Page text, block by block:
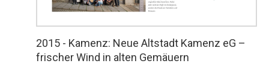
2015 - Kamenz: Neue Altstadt Kamenz eG –
frischer Wind in alten Gemäuern